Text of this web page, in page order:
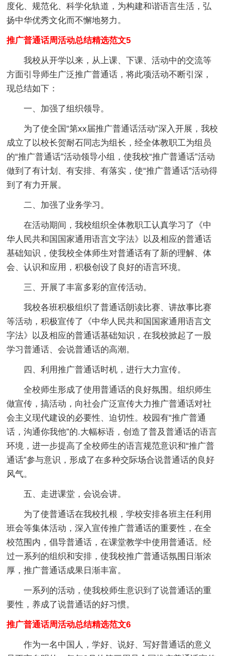
度化、规范化、科学化轨道，为构建和谐语言生活，弘
扬中华优秀文化而不懈地努力。
推广普通话周活动总结精选范文5
我校从开学以来，从上课、下课、活动中的交流等
方面引导师生广泛推广普通话，将此项活动不断引深，
现总结如下：
一、加强了组织领导。
为了使全国“第xx届推广普通话活动”深入开展，我校
成立了以校长贺耐石同志为组长，经全体教职工为组员
的“推广普通话”活动领导小组，使我校“推广普通话”活动
做到了有计划、有安排、有落实，使“推广普通话”活动得
到了有力开展。
二、加强了业务学习。
在活动期间，我校组织全体教职工认真学习了《中
华人民共和国国家通用语言文字法》以及相应的普通话
基础知识，使我校全体师生对普通话有了新的理解、体
会、认识和应用，积极创设了良好的语言环境。
三、开展了丰富多彩的宣传活动。
我校各班积极组织了普通话朗读比赛、讲故事比赛
等活动，积极宣传了《中华人民共和国国家通用语言文
字法》以及相应的普通话基础知识，在我校掀起了一股
学习普通话、会说普通话的高潮。
四、利用推广普通话时机，进行大力宣传。
全校师生形成了使用普通话的良好氛围。组织师生
做宣传，搞活动，向社会广泛宣传大力推广普通话对社
会主义现代建设的必要性、迫切性。校园有“推广普通
话，沟通你我他”的.大幅标语，创造了普及普通话的语言
环境，进一步提高了全校师生的语言规范意识和“推广普
通话”参与意识，形成了在多种交际场合说普通话的良好
风气。
五、走进课堂，会说会讲。
为了使普通话在我校扎根，学校安排各班主任利用
班会等集体活动，深入宣传推广普通话的重要性，在全
校范围内，倡导普通话，在课堂教学中使用普通话。经
过一系列的组织和安排，使我校推广普通话氛围日渐浓
厚，推广普通话成果日渐丰富。
一系列的活动，使我校师生意识到了说普通话的重
要性，养成了说普通话的好习惯。
推广普通话周活动总结精选范文6
作为一名中国人，学好、说好、写好普通话的意义